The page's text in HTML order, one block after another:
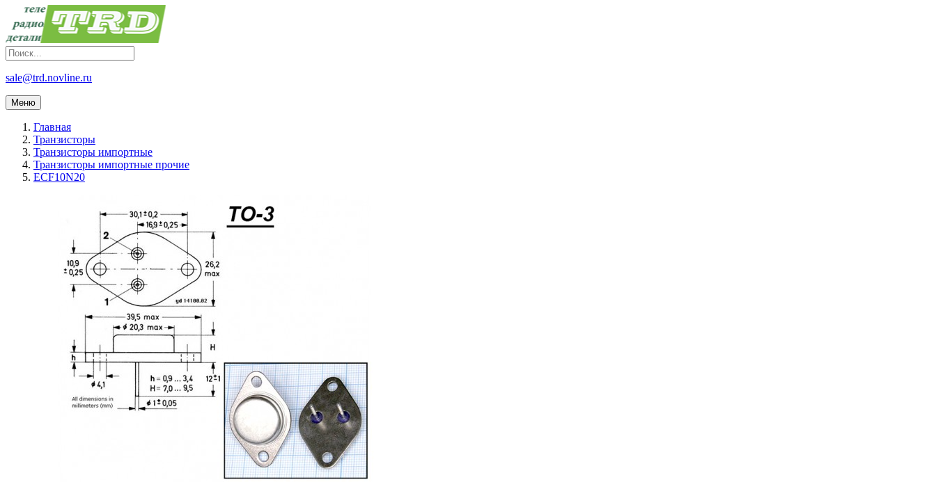
sale@trd.novline.ru
Меню
Главная
Транзисторы
Транзисторы импортные
Транзисторы импортные прочие
ECF10N20